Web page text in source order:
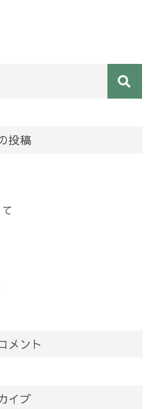
投稿
メント
イブ